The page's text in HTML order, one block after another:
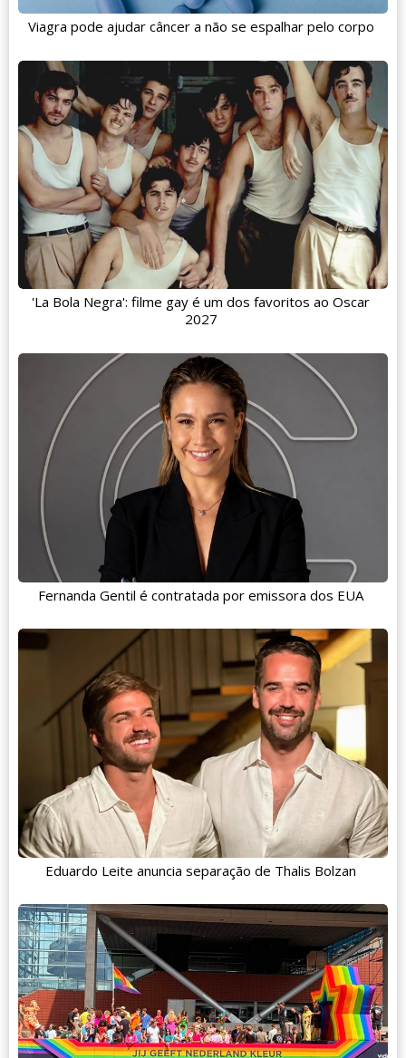
Viagra pode ajudar câncer a não se espalhar pelo corpo
'La Bola Negra': filme gay é um dos favoritos ao Oscar
2027
Fernanda Gentil é contratada por emissora dos EUA
Eduardo Leite anuncia separação de Thalis Bolzan